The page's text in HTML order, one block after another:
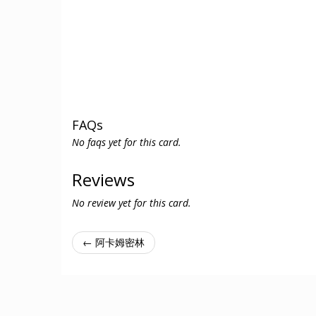
FAQs
No faqs yet for this card.
Reviews
No review yet for this card.
← 阿卡姆密林